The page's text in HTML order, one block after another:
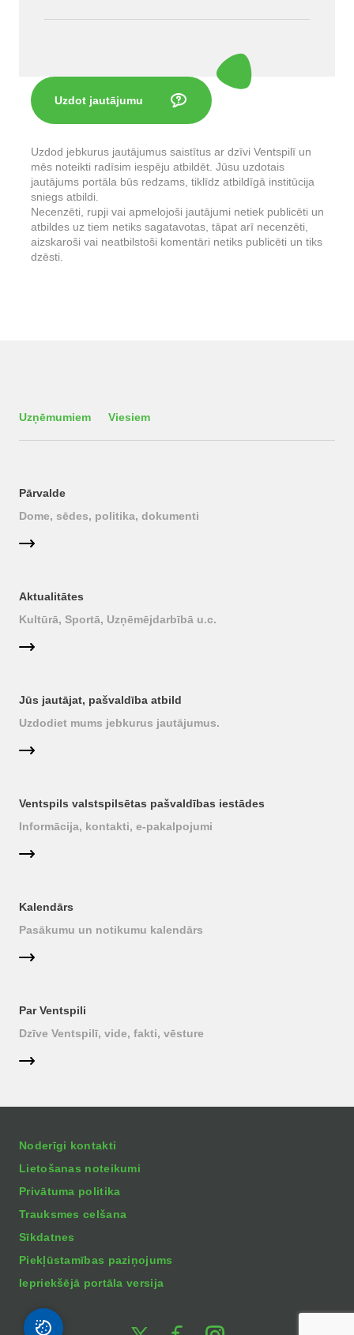
Uzdot jautājumu
Uzdod jebkurus jautājumus saistītus ar dzīvi Ventspilī un
mēs noteikti radīsim iespēju atbildēt. Jūsu uzdotais
jautājums portāla būs redzams, tiklīdz atbildīgā institūcija
sniegs atbildi.
Necenzēti, rupji vai apmelojoši jautājumi netiek publicēti un
atbildes uz tiem netiks sagatavotas, tāpat arī necenzēti,
aizskaroši vai neatbilstoši komentāri netiks publicēti un tiks
dzēsti.
Uzņēmumiem Viesiem
Pārvalde
Dome, sēdes, politika, dokumenti
Aktualitātes
Kultūrā, Sportā, Uzņēmējdarbībā u.c.
Jūs jautājat, pašvaldība atbild
Uzdodiet mums jebkurus jautājumus.
Ventspils valstspilsētas pašvaldības iestādes
Informācija, kontakti, e-pakalpojumi
Kalendārs
Pasākumu un notikumu kalendārs
Par Ventspili
Dzīve Ventspilī, vide, fakti, vēsture
Noderīgi kontakti
Lietošanas noteikumi
Privātuma politika
Trauksmes celšana
Sīkdatnes
Piekļūstamības paziņojums
Iepriekšējā portāla versija